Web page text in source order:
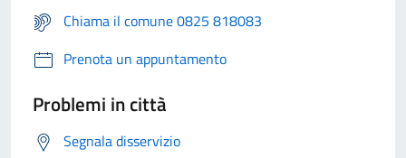
Chiama il comune 0825 818083
Prenota un appuntamento
Problemi in città
Segnala disservizio